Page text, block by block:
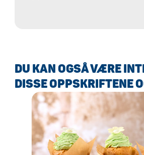
DU KAN OGSÅ VÆRE
DISSE OPPSKRIFTENE